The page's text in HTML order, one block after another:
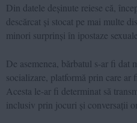
Din datele deșinute reiese că,
descărcat și stocat pe mai multe
minori surprinși în ipostaze sexuale.
De asemenea, bărbatul s-ar fi dat
socializare, platformă prin care ar
Acesta le-ar fi determinat să
inclusiv prin jocuri și conversații